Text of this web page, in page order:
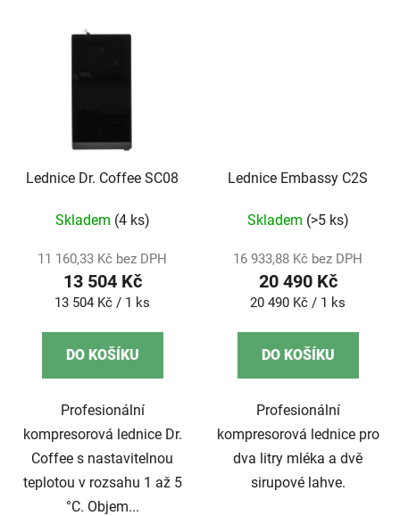
Lednice Dr. Coffee SC08
Skladem (4 ks)
11 160,33 Kč bez DPH
13 504 Kč
Měrná
13 504 Kč / 1 ks
DO KOŠÍKU
Profesionální
kompresorová lednice Dr.
Coffee s nastavitelnou
teplotou v rozsahu 1 až 5
°C. Objem...
Lednice Embassy C2S
Skladem (>5 ks)
16 933,88 Kč bez DPH
20 490 Kč
Měrná
20 490 Kč / 1 ks
DO KOŠÍKU
Profesionální
kompresorová lednice pro
dva litry mléka a dvě
sirupové lahve.